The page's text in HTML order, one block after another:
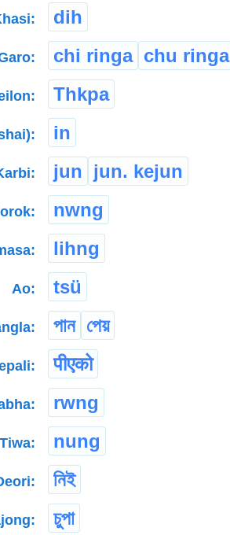
dih
chi ringa chu ringa
Thkpa
in
jun jun. kejun
nwng
lihng
Ao: tsü
পান পেয়
पीएको
rwng
Tiwa: nung
নিই
চুপা